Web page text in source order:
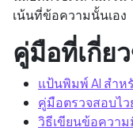
เน้นที่ข้อความนั้นเอง
คู่มือที่เกี่ย
แป้นพิมพ์ AI สำห
คู่มือตรวจสอบไ
วิธีเขียนข้อควา